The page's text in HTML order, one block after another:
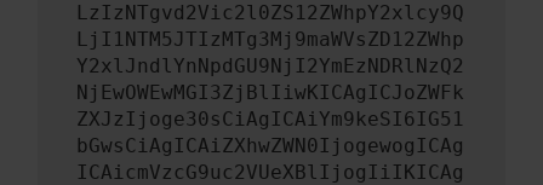
LzIzNTgvd2Vic2l0ZS12ZWhpY2xlcy9Q
LjI1NTM5JTIzMTg3Mj9maWVsZD12ZWhp
Y2xlJndlYnNpdGU9NjI2YmEzNDRlNzQ2
NjEwOWEwMGI3ZjBlIiwKICAgICJoZWFk
ZXJzIjoge30sCiAgICAiYm9keSI6IG51
bGwsCiAgICAiZXhwZWN0IjogewogICAg
ICAicmVzcG9uc2VUeXBlIjogIiIKICAg